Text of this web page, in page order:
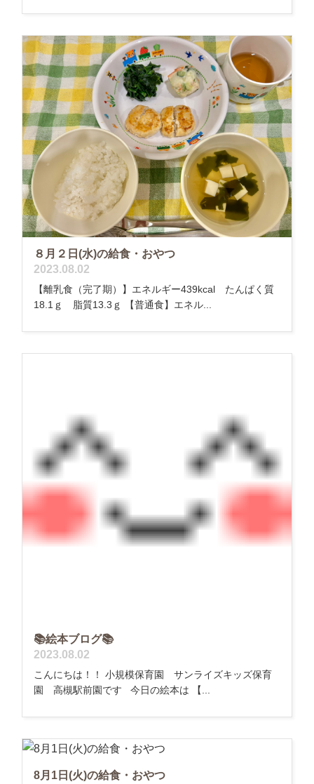
８月２日(水)の給食・おやつ
2023.08.02
【離乳食（完了期）】エネルギー439kcal たんぱく質
18.1ｇ 脂質13.3ｇ 【普通食】エネル...
📚絵本ブログ📚
2023.08.02
こんにちは！！ 小規模保育園 サンライズキッズ保育
園 高槻駅前園です 今日の絵本は 【...
8月1日(火)の給食・おやつ